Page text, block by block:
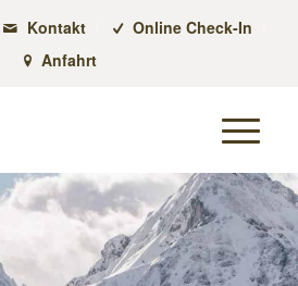
Kontakt
Online Check-In
Anfahrt